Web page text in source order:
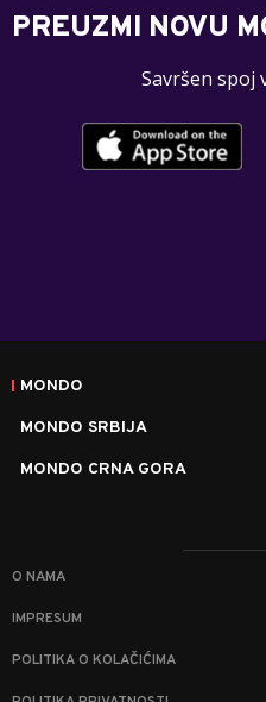
PREUZMI NOVU
Savršen spoj
MONDO
MONDO SRBIJA
MONDO CRNA GORA
O NAMA
IMPRESUM
POLITIKA O KOLAČIĆIMA